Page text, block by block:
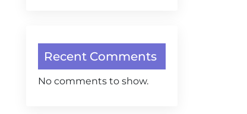
Recent Comments
No comments to show.